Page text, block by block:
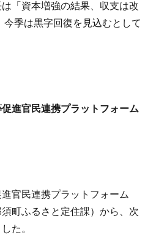
「資本増強の結果、収支は改
今季は黒字回復を見込むとして
進官民連携プラットフォーム
官民連携プラットフォーム
須町ふるさと定住課）から、次
た。